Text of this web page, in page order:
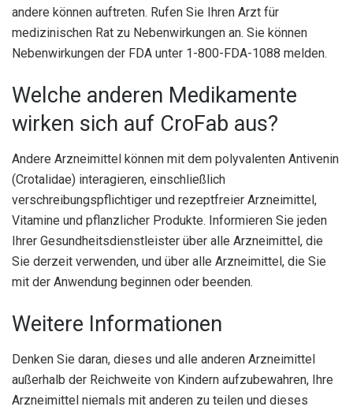
andere können auftreten. Rufen Sie Ihren Arzt für
medizinischen Rat zu Nebenwirkungen an. Sie können
Nebenwirkungen der FDA unter 1-800-FDA-1088 melden.
Welche anderen Medikamente
wirken sich auf CroFab aus?
Andere Arzneimittel können mit dem polyvalenten Antivenin
(Crotalidae) interagieren, einschließlich
verschreibungspflichtiger und rezeptfreier Arzneimittel,
Vitamine und pflanzlicher Produkte. Informieren Sie jeden
Ihrer Gesundheitsdienstleister über alle Arzneimittel, die
Sie derzeit verwenden, und über alle Arzneimittel, die Sie
mit der Anwendung beginnen oder beenden.
Weitere Informationen
Denken Sie daran, dieses und alle anderen Arzneimittel
außerhalb der Reichweite von Kindern aufzubewahren, Ihre
Arzneimittel niemals mit anderen zu teilen und dieses